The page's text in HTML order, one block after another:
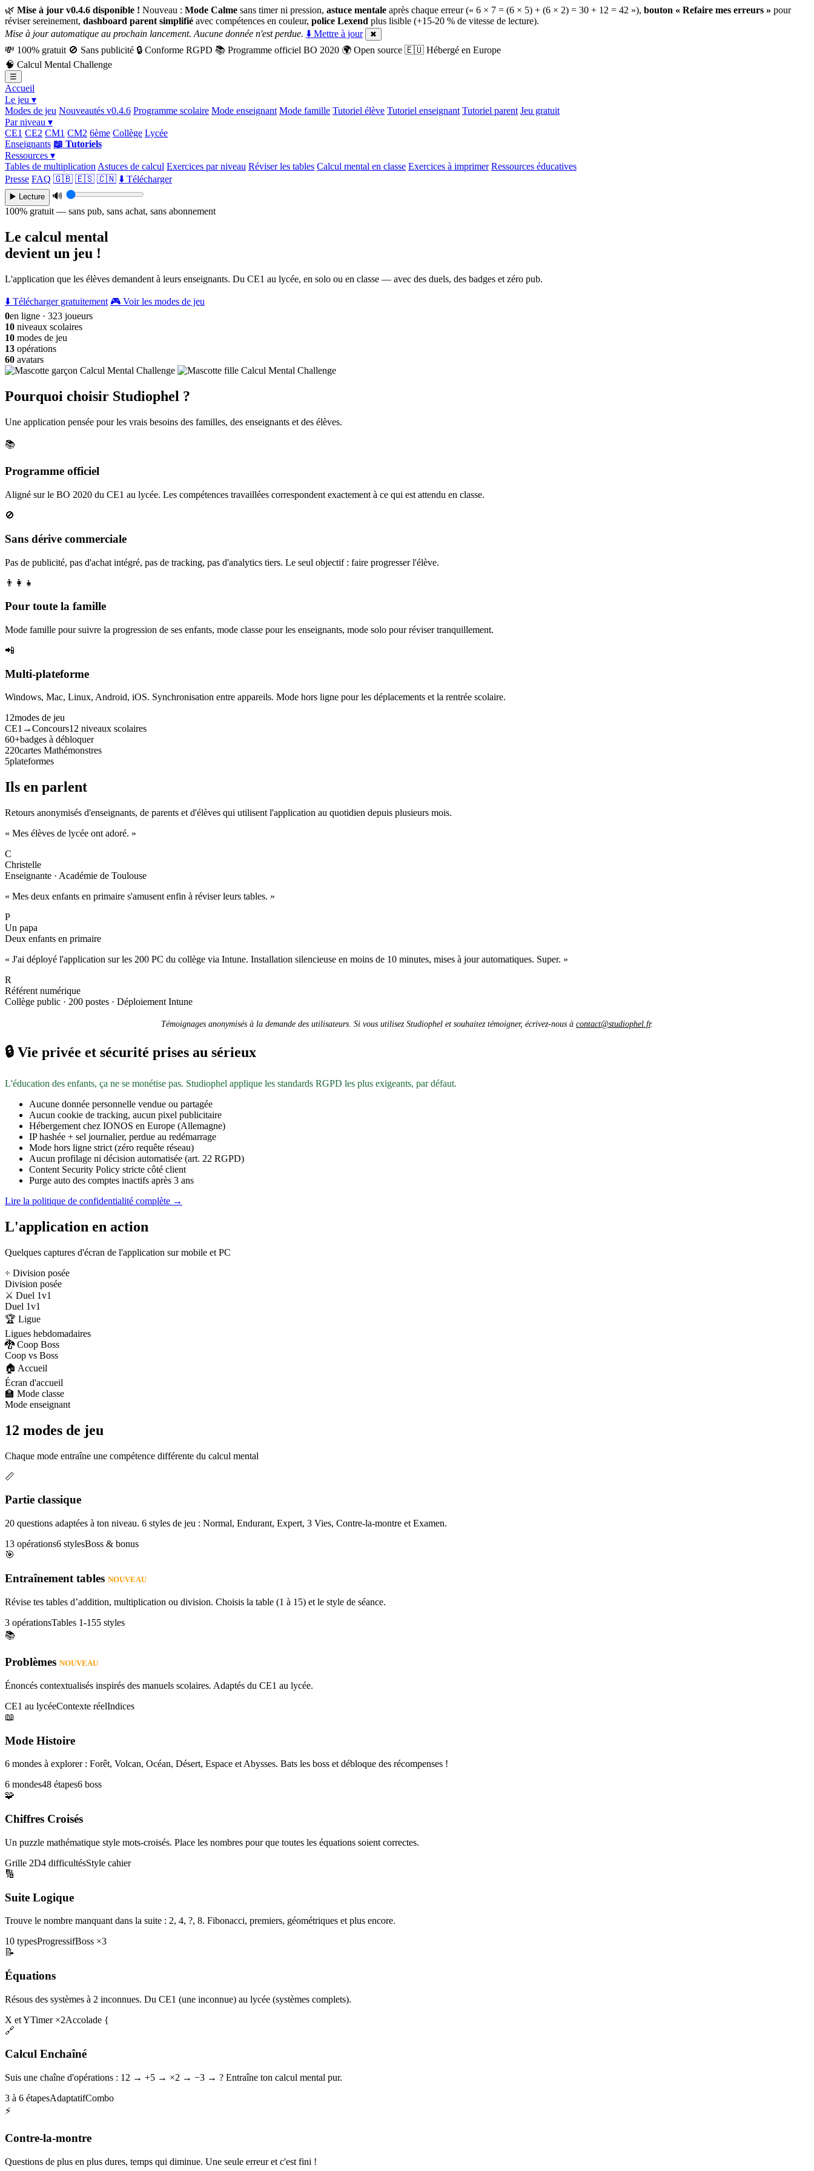
🌿 Mise à jour v0.4.6 disponible ! Nouveau : Mode Calme sans timer ni pression, astuce mentale après chaque erreur (« 6 × 7 = (6 × 5) + (6 × 2) = 30 + 12 = 42 »), bouton « Refaire mes erreurs » pour
réviser sereinement, dashboard parent simplifié avec compétences en couleur, police Lexend plus lisible (+15-20 % de vitesse de lecture).
Mise à jour automatique au prochain lancement. Aucune donnée n'est perdue. ⬇️ Mettre à jour ✖
💸 100% gratuit 🚫 Sans publicité 🔒 Conforme RGPD 📚 Programme officiel BO 2020 🌍 Open source 🇪🇺 Hébergé en Europe
🧠 Calcul Mental Challenge
☰
Accueil
Le jeu ▾
Modes de jeu Nouveautés v0.4.6 Programme scolaire Mode enseignant Mode famille Tutoriel élève Tutoriel enseignant Tutoriel parent Jeu gratuit
Par niveau ▾
CE1 CE2 CM1 CM2 6ème Collège Lycée
Enseignants 📖 Tutoriels
Ressources ▾
Tables de multiplication Astuces de calcul Exercices par niveau Réviser les tables Calcul mental en classe Exercices à imprimer Ressources éducatives
Presse FAQ 🇬🇧 🇪🇸 🇨🇳 ⬇️ Télécharger
▶️ Lecture
🔊
100% gratuit — sans pub, sans achat, sans abonnement
Le calcul mental
devient un jeu !
L'application que les élèves demandent à leurs enseignants. Du CE1 au lycée, en solo ou en classe — avec des duels, des badges et zéro pub.
⬇️ Télécharger gratuitement 🎮 Voir les modes de jeu
0en ligne · 323 joueurs
10 niveaux scolaires
10 modes de jeu
13 opérations
60 avatars
Pourquoi choisir Studiophel ?
Une application pensée pour les vrais besoins des familles, des enseignants et des élèves.
📚
Programme officiel
Aligné sur le BO 2020 du CE1 au lycée. Les compétences travaillées correspondent exactement à ce qui est attendu en classe.
🚫
Sans dérive commerciale
Pas de publicité, pas d'achat intégré, pas de tracking, pas d'analytics tiers. Le seul objectif : faire progresser l'élève.
👨‍👩‍👧
Pour toute la famille
Mode famille pour suivre la progression de ses enfants, mode classe pour les enseignants, mode solo pour réviser tranquillement.
📲
Multi-plateforme
Windows, Mac, Linux, Android, iOS. Synchronisation entre appareils. Mode hors ligne pour les déplacements et la rentrée scolaire.
12modes de jeu
CE1→Concours12 niveaux scolaires
60+badges à débloquer
220cartes Mathémonstres
5plateformes
Ils en parlent
Retours anonymisés d'enseignants, de parents et d'élèves qui utilisent l'application au quotidien depuis plusieurs mois.
« Mes élèves de lycée ont adoré. »
C
Christelle
Enseignante · Académie de Toulouse
« Mes deux enfants en primaire s'amusent enfin à réviser leurs tables. »
P
Un papa
Deux enfants en primaire
« J'ai déployé l'application sur les 200 PC du collège via Intune. Installation silencieuse en moins de 10 minutes, mises à jour automatiques. Super. »
R
Référent numérique
Collège public · 200 postes · Déploiement Intune
Témoignages anonymisés à la demande des utilisateurs. Si vous utilisez Studiophel et souhaitez témoigner, écrivez-nous à contact@studiophel.fr.
🔒 Vie privée et sécurité prises au sérieux
L'éducation des enfants, ça ne se monétise pas. Studiophel applique les standards RGPD les plus exigeants, par défaut.
Aucune donnée personnelle vendue ou partagée
Aucun cookie de tracking, aucun pixel publicitaire
Hébergement chez IONOS en Europe (Allemagne)
IP hashée + sel journalier, perdue au redémarrage
Mode hors ligne strict (zéro requête réseau)
Aucun profilage ni décision automatisée (art. 22 RGPD)
Content Security Policy stricte côté client
Purge auto des comptes inactifs après 3 ans
Lire la politique de confidentialité complète →
L'application en action
Quelques captures d'écran de l'application sur mobile et PC
÷ Division posée
Division posée
⚔️ Duel 1v1
Duel 1v1
🏆 Ligue
Ligues hebdomadaires
🐉 Coop Boss
Coop vs Boss
🏠 Accueil
Écran d'accueil
🏫 Mode classe
Mode enseignant
12 modes de jeu
Chaque mode entraîne une compétence différente du calcul mental
📏
Partie classique
20 questions adaptées à ton niveau. 6 styles de jeu : Normal, Endurant, Expert, 3 Vies, Contre-la-montre et Examen.
13 opérations6 stylesBoss & bonus
🎯
Entraînement tables NOUVEAU
Révise tes tables d’addition, multiplication ou division. Choisis la table (1 à 15) et le style de séance.
3 opérationsTables 1-155 styles
📚
Problèmes NOUVEAU
Énoncés contextualisés inspirés des manuels scolaires. Adaptés du CE1 au lycée.
CE1 au lycéeContexte réelIndices
📖
Mode Histoire
6 mondes à explorer : Forêt, Volcan, Océan, Désert, Espace et Abysses. Bats les boss et débloque des récompenses !
6 mondes48 étapes6 boss
🧩
Chiffres Croisés
Un puzzle mathématique style mots-croisés. Place les nombres pour que toutes les équations soient correctes.
Grille 2D4 difficultésStyle cahier
🔢
Suite Logique
Trouve le nombre manquant dans la suite : 2, 4, ?, 8. Fibonacci, premiers, géométriques et plus encore.
10 typesProgressifBoss ×3
📝
Équations
Résous des systèmes à 2 inconnues. Du CE1 (une inconnue) au lycée (systèmes complets).
X et YTimer ×2Accolade {
🔗
Calcul Enchaîné
Suis une chaîne d'opérations : 12 → +5 → ×2 → −3 → ? Entraîne ton calcul mental pur.
3 à 6 étapesAdaptatifCombo
⚡
Contre-la-montre
Questions de plus en plus dures, temps qui diminue. Une seule erreur et c'est fini !